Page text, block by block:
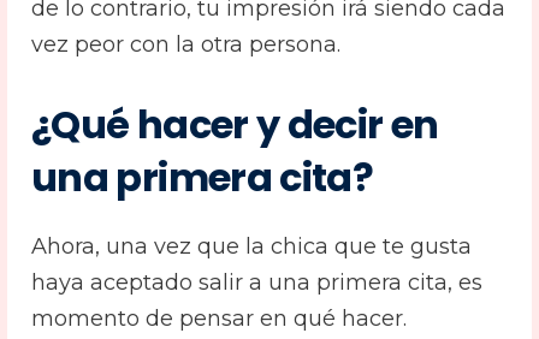
de lo contrario, tu impresión irá siendo cada
vez peor con la otra persona.
¿Qué hacer y decir en
una primera cita?
Ahora, una vez que la chica que te gusta
haya aceptado salir a una primera cita, es
momento de pensar en qué hacer.